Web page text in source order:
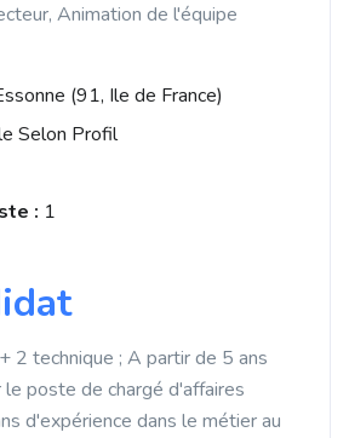
Animation de l'équipe
(91, Ile de France)
Selon Profil
: 1
2 technique ; A partir de 5 ans
poste de chargé d'affaires
d'expérience dans le métier au